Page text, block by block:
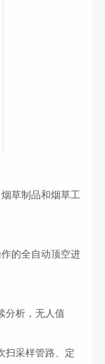
草制品和烟草工
的全自动顶空进
分析，无人值
扫采样管路、定